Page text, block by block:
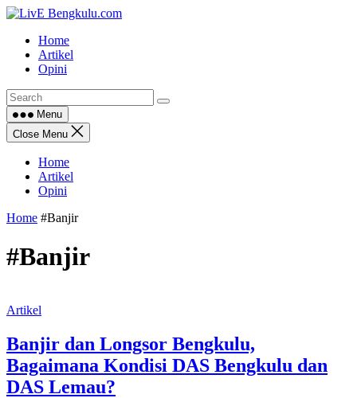
Skip
contentHome
Artikel
Opini
Menu
Close Menu
Home
Artikel
Opini
Home #Banjir
#Banjir
Artikel
Banjir dan Longsor Bengkulu,
Bagaimana Kondisi DAS Bengkulu dan
DAS Lemau?